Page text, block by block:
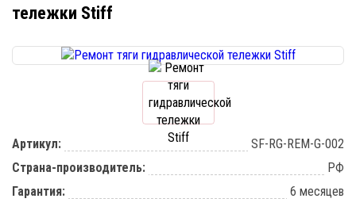
тележки Stiff
Артикул:
SF-RG-REM-G-002
Страна-производитель:
РФ
Гарантия:
6 месяцев